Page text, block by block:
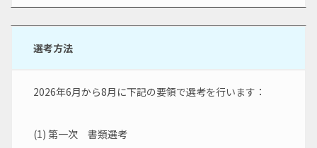
選考方法
2026年6月から8月に下記の要領で選考を行います：
(1) 第一次　書類選考